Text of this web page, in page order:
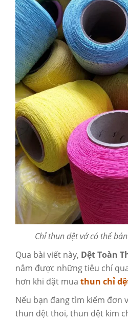
Chỉ thun dệt vớ có thể
Qua bài viết này, Dệt Toàn
nắm được những tiêu chí
hơn khi đặt mua thun chỉ
Nếu bạn đang tìm kiếm đơn
thun dệt thoi, thun dệt kim